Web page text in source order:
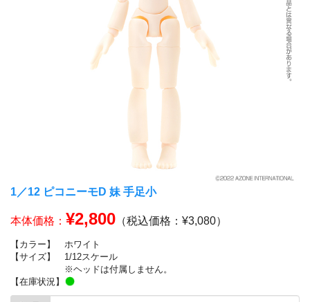
1／12 ピコニーモD 妹 手足小
本体価格： ¥2,800 （税込価格：¥3,080）
【カラー】
ホワイト
【サイズ】
1/12スケール
※ヘッドは付属しません。
【在庫状況】